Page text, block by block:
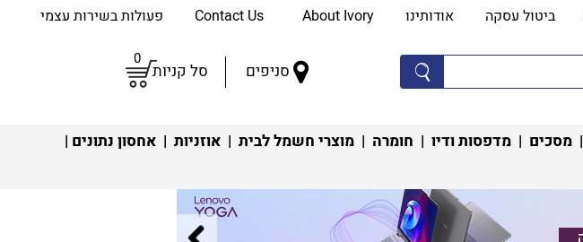
ביטול עסקה אודותינו About Ivory פעולות בשירות עצמי
סניפים סל קניות
0
| מסכים | מדפסות ודיו | חומרה | מוצרי חשמל לבית | אוזניות | אחסון נתונים |